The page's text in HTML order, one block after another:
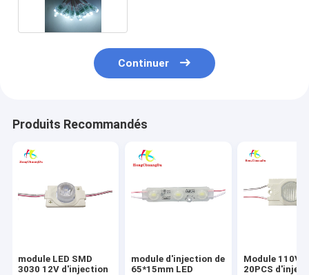
Continuer
Produits Recommandés
module LED SMD
3030 12V d'injection
module d'injection de
65*15mm LED
Module 110V
20PCS